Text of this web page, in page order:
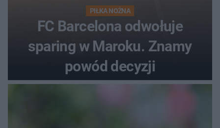
PIŁKA NOŻNA
FC Barcelona odwołuje
sparing w Maroku. Znamy
powód decyzji